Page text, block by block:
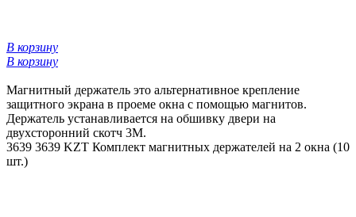
В корзину
В корзину
Магнитный держатель это альтернативное крепление
защитного экрана в проеме окна с помощью магнитов.
Держатель устанавливается на обшивку двери на
двухсторонний скотч 3М.
3639 3639 KZT Комплект магнитных держателей на 2 окна (10
шт.)